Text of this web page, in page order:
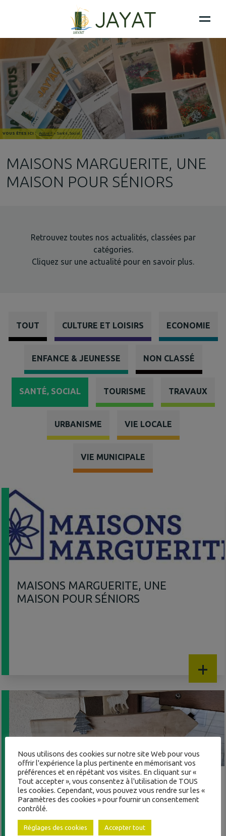
À JAYAT
INTERCOMMUNALITÉ
& ACTION SOCIALE
VOUS ÊTES ICI : Accueil > Santé, Social
MAISONS MARGUERITE, UNE
MAISON POUR SÉNIORS
Retrouvez toutes nos actualités, classées par
catégories.
Cliquez sur une actualité pour en savoir plus.
TOUT CULTURE ET LOISIRS ECONOMIE
ENFANCE & JEUNESSE NON CLASSÉ
SANTÉ, SOCIAL TOURISME TRAVAUX
URBANISME VIE LOCALE
VIE MUNICIPALE
MAISONS MARGUERITE, UNE
MAISON POUR SÉNIORS
+
COMMISSION SOCIALE : RETRAIT DES
COLIS GOURMANDS LE MARDI 16
DÉCEMBRE DE 13H30 À 16H30
Nous utilisons des cookies sur notre site Web pour vous
offrir l'expérience la plus pertinente en mémorisant vos
préférences et en répétant vos visites. En cliquant sur «
Tout accepter », vous consentez à l'utilisation de TOUS
les cookies. Cependant, vous pouvez vous rendre sur les «
Paramètres des cookies » pour fournir un consentement
contrôlé.
Réglages des cookies Accepter tout